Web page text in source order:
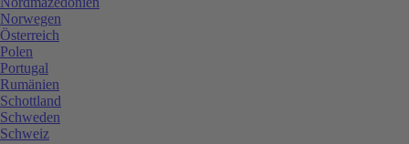
Norwegen
Österreich
Polen
Portugal
Rumänien
Schottland
Schweden
Schweiz